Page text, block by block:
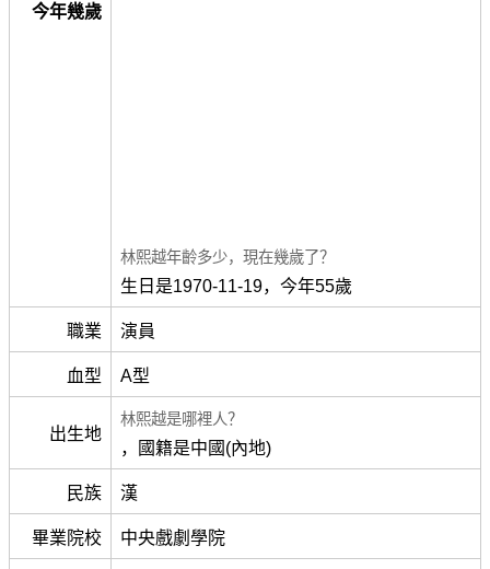
今年幾歲
林熙越年齡多少，現在幾歲了？
生日是1970-11-19，今年55歲
職業 演員
血型 A型
出生地
林熙越是哪裡人？
，國籍是中國(內地)
民族 漢
畢業院校 中央戲劇學院